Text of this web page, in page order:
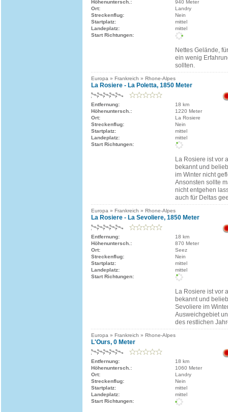
Höhenuntersch.:
940 Meter
Ort:
Landry
Streckenflug:
Nein
Startplatz:
mittel
Landeplatz:
mittel
Start Richtungen:
Nettes Gelände,
ein wenig
sollten.
Europa » Frankreich » Rhone-Alpes
La Rosiere - La Poletta, 1850 Meter
Entfernung:
18 km
Höhenuntersch.:
1220 Meter
Ort:
La Rosiere
Streckenflug:
Nein
Startplatz:
mittel
Landeplatz:
mittel
Start Richtungen:
La Rosiere ist vor
bekannt und
im Winter nicht
Ansonsten sollte
nicht entgehen
auch für Deltas
Europa » Frankreich » Rhone-Alpes
La Rosiere - La Sevoliere, 1850 Meter
Entfernung:
18 km
Höhenuntersch.:
870 Meter
Ort:
Seez
Streckenflug:
Nein
Startplatz:
mittel
Landeplatz:
mittel
Start Richtungen:
La Rosiere ist vor
bekannt und
Sevoliere im
Ausweichgebiet
des restlichen
Europa » Frankreich » Rhone-Alpes
L'Ours, 0 Meter
Entfernung:
18 km
Höhenuntersch.:
1060 Meter
Ort:
Landry
Streckenflug:
Nein
Startplatz:
mittel
Landeplatz:
mittel
Start Richtungen: